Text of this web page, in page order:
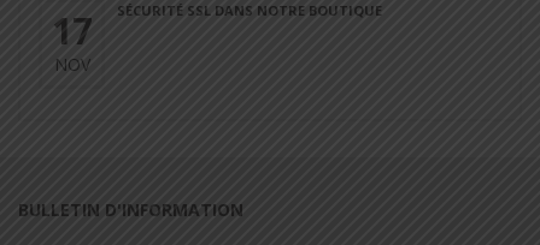
17
NOV
SÉCURITÉ SSL DANS NOTRE BOUTIQUE
BULLETIN D'INFORMATION